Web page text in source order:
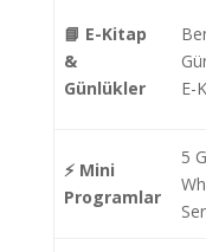
📘 E-Kitap
&
Günlükler
E-
⚡ Mini
Programlar
5